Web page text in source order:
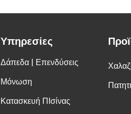
Υπηρεσίες
Δάπεδα | Επενδύσεις
Μόνωση
Κατασκευή ΠΙσίνας